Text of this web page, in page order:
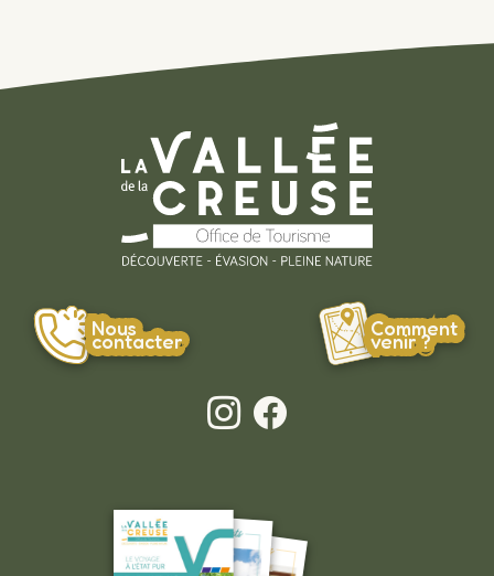
Nous
contacter
Comment
venir ?